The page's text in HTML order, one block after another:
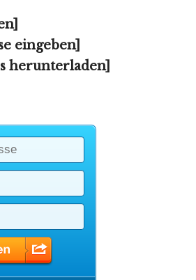
eingeben]
herunterladen]